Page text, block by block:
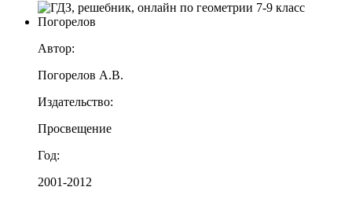
Автор:
Погорелов А.В.
Издательство:
Просвещение
Год:
2001-2012